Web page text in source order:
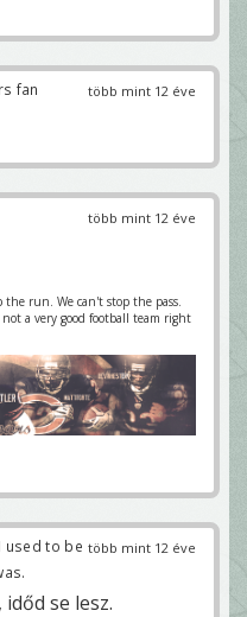
több mint 12 éve
fan
több mint 12 éve
the run. We can't stop the pass.
a very good football team right
több mint 12 éve
used to be
se lesz.